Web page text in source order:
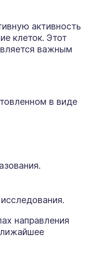
активность
клеток. Этот
важным
в виде
направления